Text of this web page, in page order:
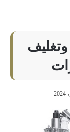
وتغليف